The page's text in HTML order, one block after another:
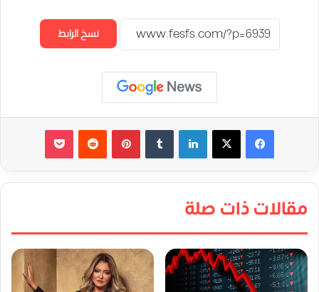
نسخ الرابط
لينكدإن بينتيريست
مقالات ذات صلة